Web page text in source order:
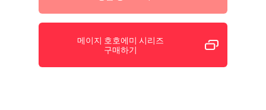
메이지 호호에미 시리즈
구매하기